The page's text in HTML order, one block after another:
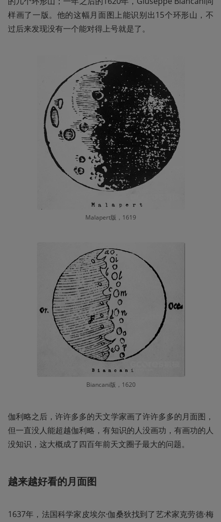
样画了一版。他的这幅月面图上能识别出15个环形山，不
过后来发现没有一个能对得上号就是了。
Malapert版，1619
Biancani版，1620
伽利略之后，许许多多的天文学家画了许许多多的月面图，
但一直没人能超越伽利略，有知识的人没画功，有画功的人
没知识，这大概成了四百年前天文圈子最大的问题。
越来越好看的月面图
1637年，法国科学家皮埃尔·伽桑狄找到了艺术家克劳德·梅